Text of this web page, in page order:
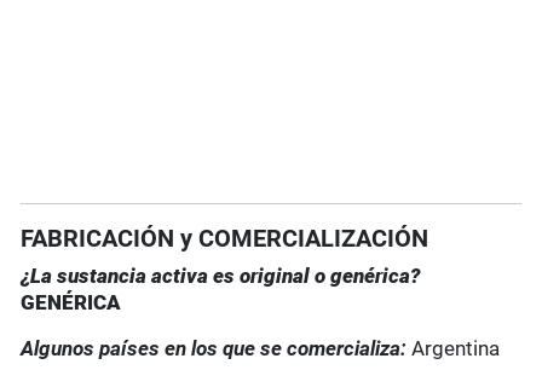
FABRICACIÓN y COMERCIALIZACIÓN
¿La sustancia activa es original o genérica?
GENÉRICA
Algunos países en los que se comercializa:Argentina